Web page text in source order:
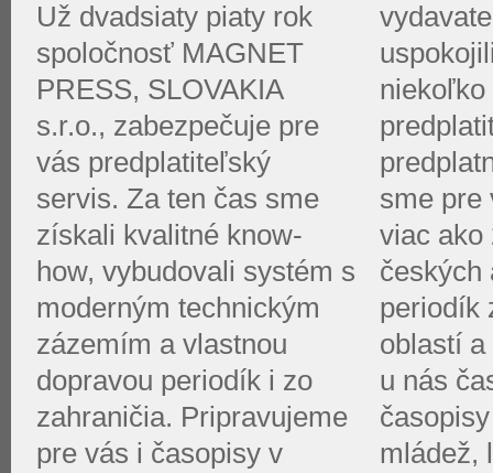
Už dvadsiaty piaty rok
spoločnosť MAGNET
PRESS, SLOVAKIA
s.r.o., zabezpečuje pre
vás predplatiteľský
servis. Za ten čas sme
získali kvalitné know-
how, vybudovali systém s
moderným technickým
zázemím a vlastnou
dopravou periodík i zo
zahraničia. Pripravujeme
pre vás i časopisy v
sme pre
viac ako
českých
periodík
oblastí a
u nás
mládež,